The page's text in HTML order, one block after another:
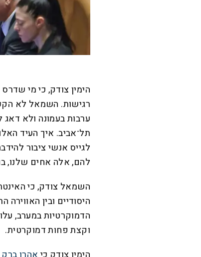
הימין צודק, כי מי
רגישות. השמאל לא
ערבות בעמונה ולא
תל־אביב. איך העיד
לגייס אנשי ציבור
להם, אלה אחים שלנו,
השמאל צודק, כי
היסודיים ובין
הדמוקרטיות במערב,
וקצת פחות דמוקרטית.